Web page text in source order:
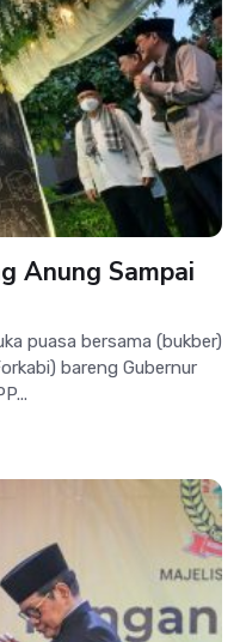
Anung Sampai
puasa bersama (bukber)
bareng Gubernur